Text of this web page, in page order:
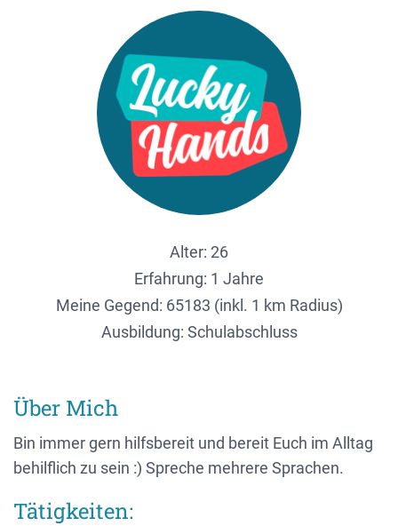
Alter: 26
Erfahrung: 1 Jahre
Meine Gegend: 65183 (inkl. 1 km Radius)
Ausbildung: Schulabschluss
Über Mich
Bin immer gern hilfsbereit und bereit Euch im Alltag
behilflich zu sein :) Spreche mehrere Sprachen.
Tätigkeiten: